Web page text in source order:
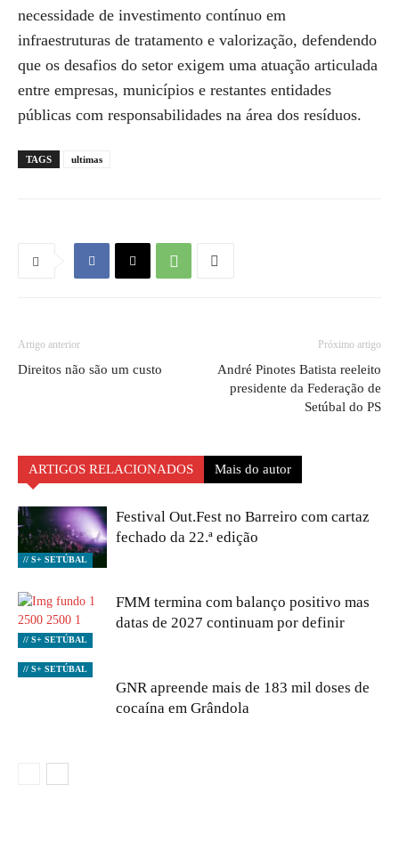
necessidade de investimento contínuo em
infraestruturas de tratamento e valorização, defendendo
que os desafios do setor exigem uma atuação articulada
entre empresas, municípios e restantes entidades
públicas com responsabilidades na área dos resíduos.
TAGS ultimas
Artigo anterior
Direitos não são um custo
Próximo artigo
André Pinotes Batista reeleito
presidente da Federação de
Setúbal do PS
ARTIGOS RELACIONADOS Mais do autor
// S+ SETÚBAL
Festival Out.Fest no Barreiro com cartaz
fechado da 22.ª edição
// S+ SETÚBAL
FMM termina com balanço positivo mas
datas de 2027 continuam por definir
// S+ SETÚBAL
GNR apreende mais de 183 mil doses de
cocaína em Grândola